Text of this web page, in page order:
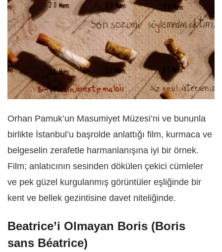
Orhan Pamuk’un Masumiyet Müzesi’ni ve bununla
birlikte İstanbul’u başrolde anlattığı film, kurmaca ve
belgeselin zerafetle harmanlanışına iyi bir örnek.
Film; anlatıcının sesinden dökülen çekici cümleler
ve pek güzel kurgulanmış görüntüler eşliğinde bir
kent ve bellek gezintisine davet niteliğinde.
Beatrice’i Olmayan Boris (Boris
sans Béatrice)